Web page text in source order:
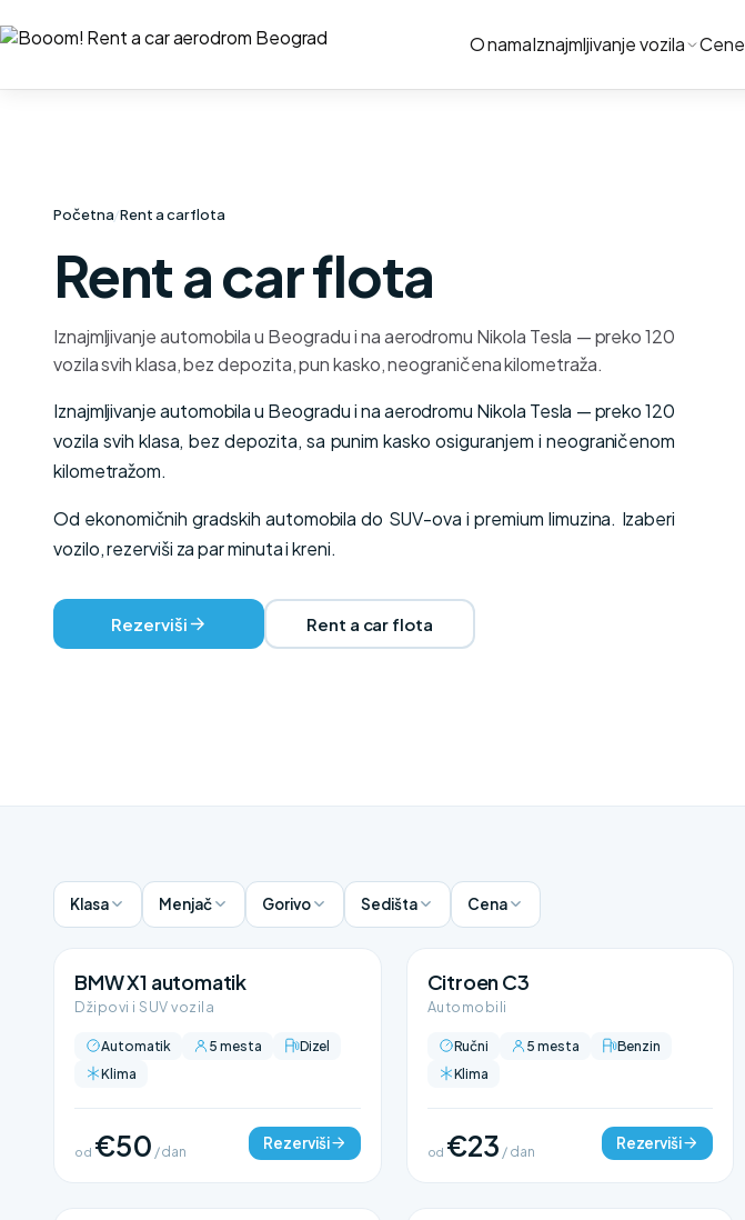
O namaIznajmljivanje vozila Cene
Početna/Rent a car flota
Rent a car flota
Iznajmljivanje automobila u Beogradu i na aerodromu Nikola Tesla — preko 120
vozila svih klasa, bez depozita, pun kasko, neograničena kilometraža.
Iznajmljivanje automobila u Beogradu i na aerodromu Nikola Tesla — preko 120
vozila svih klasa, bez depozita, sa punim kasko osiguranjem i neograničenom
kilometražom.
Od ekonomičnih gradskih automobila do SUV-ova i premium limuzina. Izaberi
vozilo, rezerviši za par minuta i kreni.
Rezerviši Rent a car flota
Klasa Menjač Gorivo Sedišta Cena
BMW X1 automatik
Džipovi i SUV vozila
Automatik 5 mesta
Dizel
Klima
od €50 / dan Rezerviši
Citroen C3
Automobili
Ručni 5 mesta
Benzin
Klima
od €23 / dan Rezerviši